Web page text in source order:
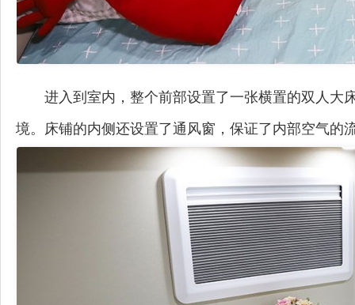
进入到室内，整个前部设置了一张横置的双人大
境。床铺的内侧还设置了通风窗，保证了内部空气的